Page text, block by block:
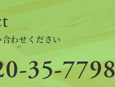
わせください
35-7798